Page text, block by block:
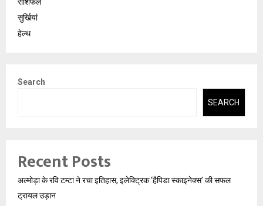
सुर्खियां
हेल्थ
Search
SEARCH
Recent Posts
अल्मोड़ा के रवि टम्टा ने रचा इतिहास, इलेक्ट्रिक ‘हैपिडा स्काइनेक्स’ की सफल
ट्रायल उड़ान